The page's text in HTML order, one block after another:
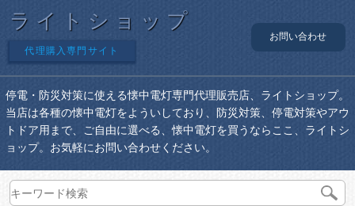
ライトショップ
代理購入専門サイト
お問い合わせ
停電・防災対策に使える懐中電灯専門代理販売店、ライトショップ。
当店は各種の懐中電灯をよういしており、防災対策、停電対策やアウ
トドア用まで、ご自由に選べる、懐中電灯を買うならここ、ライトシ
ョップ。お気軽にお問い合わせください。